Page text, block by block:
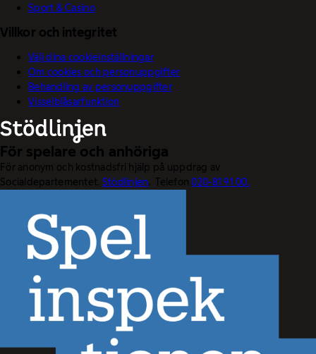
Sport & Casino
Villkor och integritet
Välj dina cookieinställningar
Om cookies och personuppgifter
Behandling av personuppgifter
Visselblåsarfunktion
För spelare och anhöriga
För anonym och kostnadsfri hjälp på uppdrag av
Socialdepartementet. Stödlinjen . Telefon020-81 91 00.